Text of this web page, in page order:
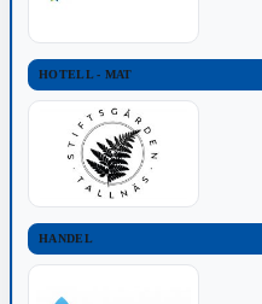
HOTELL - MAT
HANDEL